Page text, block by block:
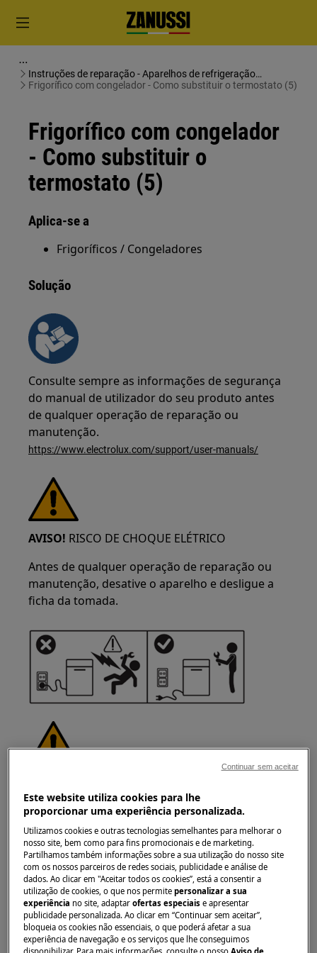
Instruções de reparação - Aparelhos de refrigeração
(frigoríficos e congeladores)
Frigorífico com congelador - Como substituir o termostato (5)
Frigorífico com congelador
- Como substituir o
termostato (5)
Aplica-se a
Frigoríficos / Congeladores
Solução
Consulte sempre as informações de segurança
do manual de utilizador do seu produto antes
de qualquer operação de reparação ou
manutenção.
https://www.electrolux.com/support/user-manuals/
AVISO! RISCO DE CHOQUE ELÉTRICO
Antes de qualquer operação de reparação ou
manutenção, desative o aparelho e desligue a
ficha da tomada.
Tenha sempre cuidado ao mover
eletrodomésticos. Para os aparelhos pesados é
mais seguro que duas pessoas os movam.
Utilize sempre luvas de proteção e calçado de
segurança. Use luvas de proteção em todos os
Este website utiliza cookies para lhe
proporcionar uma experiência personalizada.
Utilizamos cookies e outras tecnologias semelhantes para melhorar o
nosso site, bem como para fins promocionais e de marketing.
Partilhamos também informações sobre a sua utilização do nosso site
com os nossos parceiros de redes sociais, publicidade e análise de
dados. Ao clicar em "Aceitar todos os cookies”, está a consentir a
utilização de cookies, o que nos permitepersonalizar a sua
experiência no site, adaptarofertas especiaise apresentar
publicidade personalizada. Ao clicar em “Continuar sem aceitar”,
bloqueia os cookies não essenciais, o que poderá afetar a sua
experiência de navegação e os serviços que lhe conseguimos
Continuar sem aceitar